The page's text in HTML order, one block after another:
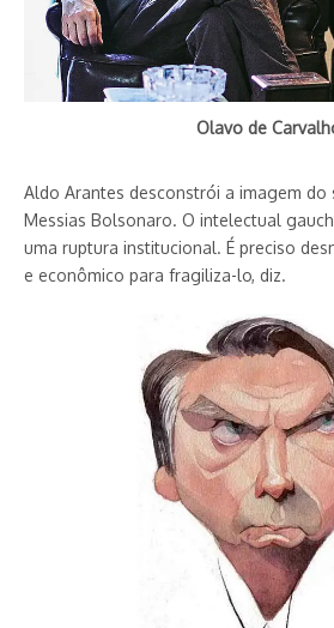
Olavo de
Aldo Arantes desconstrói a imagem do
Messias Bolsonaro. O intelectual
uma ruptura institucional. É preciso
e econômico para fragiliza-lo, diz.